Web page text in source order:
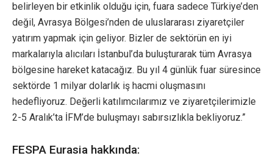
belirleyen bir etkinlik olduğu için, fuara sadece Türkiye’den
değil, Avrasya Bölgesi’nden de uluslararası ziyaretçiler
yatırım yapmak için geliyor. Bizler de sektörün en iyi
markalarıyla alıcıları İstanbul’da buluşturarak tüm Avrasya
bölgesine hareket katacağız. Bu yıl 4 günlük fuar süresince
sektörde 1 milyar dolarlık iş hacmi oluşmasını
hedefliyoruz. Değerli katılımcılarımız ve ziyaretçilerimizle
2-5 Aralık’ta İFM’de buluşmayı sabırsızlıkla bekliyoruz.”
FESPA Eurasia hakkında: